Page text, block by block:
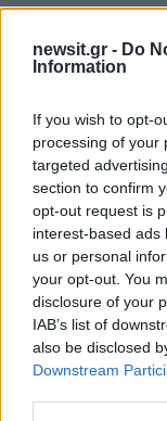
newsit.gr - Do
Information
If you wish to opt-
processing of your
targeted
section to confirm
opt-out request is
interest-based ads
us or personal
your opt-out. You
disclosure of your
IAB’s list of
also be disclosed
Downstream